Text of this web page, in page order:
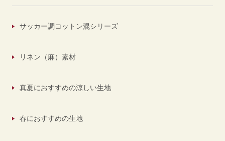
サッカー調コットン混シリーズ
リネン（麻）素材
真夏におすすめの涼しい生地
春におすすめの生地